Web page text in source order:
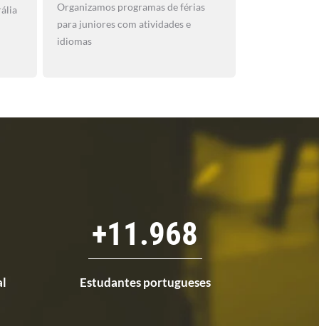
Organizamos programas de férias
para juniores com atividades e
idiomas
+12.000
Estudantes portugueses